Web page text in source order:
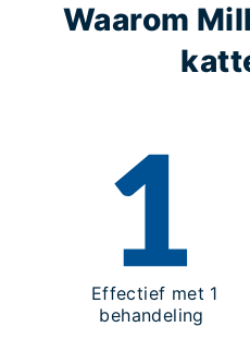
Waarom
Effectief met 1
behandeling